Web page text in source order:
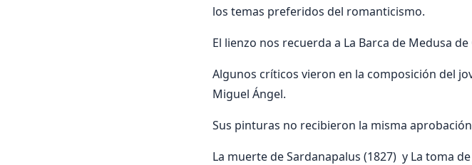
los temas preferidos del romanticismo.
El lienzo nos recuerda a La Barca de Medusa
Algunos críticos vieron en la composición del
Miguel Ángel.
Sus pinturas no recibieron la misma
La muerte de Sardanapalus (1827) y La toma